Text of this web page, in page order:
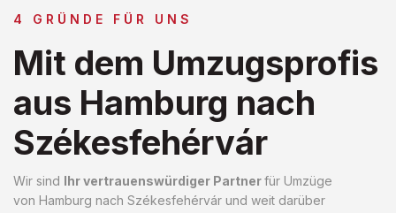
4 GRÜNDE FÜR UNS
Mit dem Umzugsprofis
aus Hamburg nach
Székesfehérvár
Wir sind Ihr vertrauenswürdiger Partnerfür Umzüge
von Hamburg nach Székesfehérvár und weit darüber